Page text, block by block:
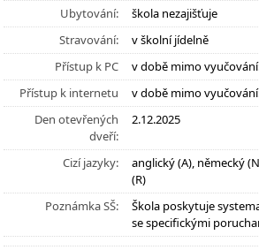
Ubytování:
škola nezajišťuje
Stravování:
v školní jídelně
Přístup k PC
v době mimo
Přístup k internetu
v době mimo
Den otevřených
dveří:
2.12.2025
Cizí jazyky:
anglický (A), německý
(R)
Poznámka SŠ:
Škola poskytuje
se specifickými